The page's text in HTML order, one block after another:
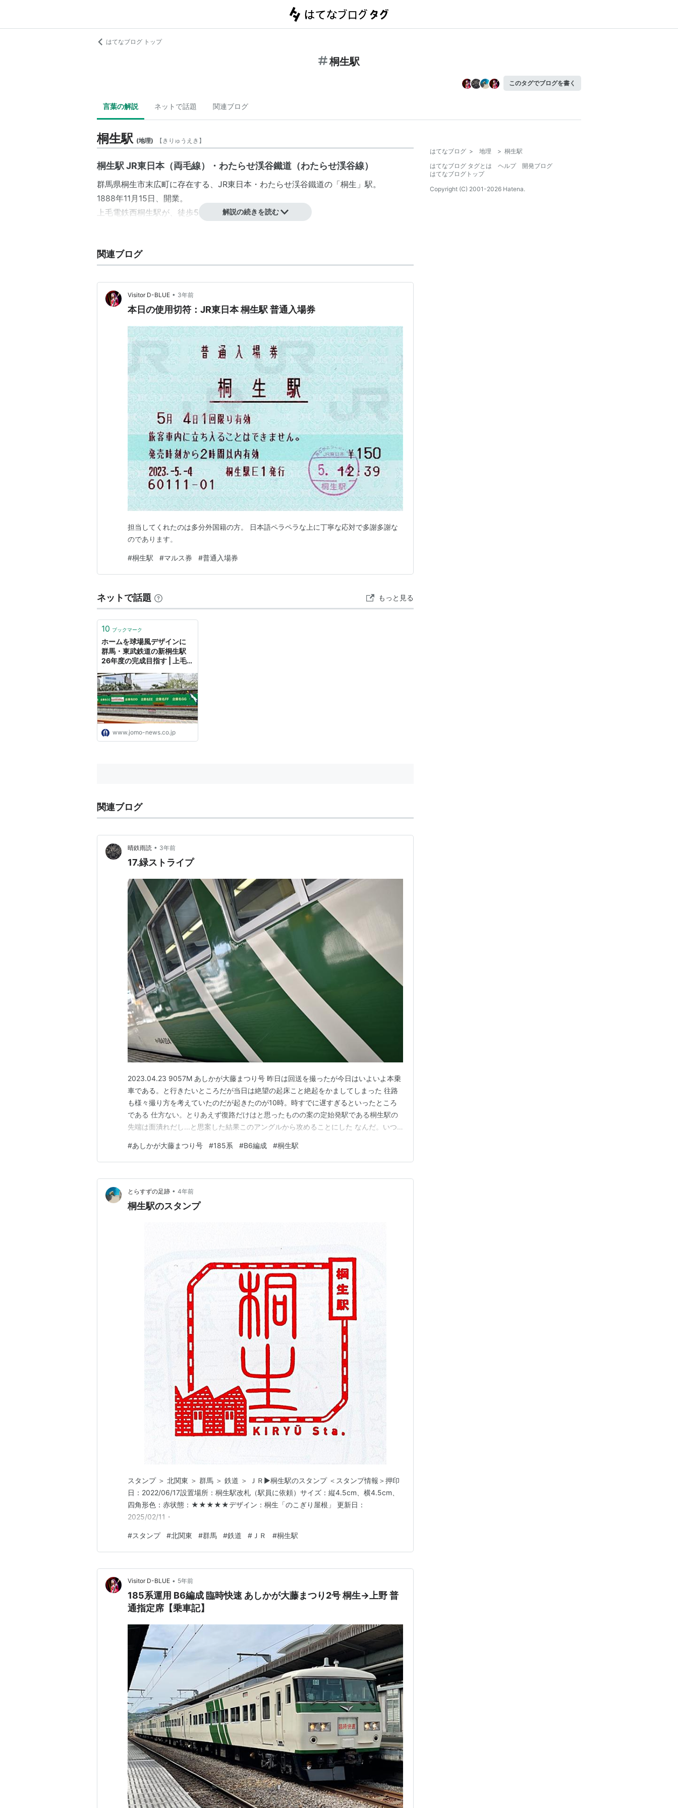
はてなブログ トップ
桐生駅
このタグでブログを書く
言葉の解説 ネットで話題 関連ブログ
桐生駅 (地理) 【 きりゅうえき 】
桐生駅 JR東日本（両毛線）・わたらせ渓谷鐵道（わたらせ渓谷線）
群馬県桐生市末広町に存在する、 JR東日本 ・ わたらせ渓谷鐵道の「桐生 」駅。
1888年11月15日、開業。
上毛電鉄西桐生駅が、徒歩5分程の距離にある。
■ 両毛線（高崎〜新前橋
＞＞路線案内 わたらせ渓谷鐵道＜＜
わたらせ渓谷線
… 大間々駅 運動公園駅 −相老駅 −下新田駅 ←「 桐生駅 (WK01)」
リスト ： 駅キーワード
リスト ： 駅つきキーワード
解説の続きを読む
関連ブログ
Visitor D-BLUE • 3年前
本日の使用切符：JR東日本 桐生駅 普通入場券
担当してくれたのは多分外国籍の方。 日本語ペラペラな上に丁寧な応対で多謝多謝な
のであります。
#桐生駅 #マルス券 #普通入場券
ネットで話題 もっと見る
10 ブックマーク
ホームを球場風デザインに
群馬・東武鉄道の新桐生駅
26年度の完成目指す | 上毛
ス・スポーツ情報
www.jomo-news.co.jp
関連ブログ
晴鉄雨読 • 3年前
17.緑ストライプ
2023.04.23 9057M あしかが大藤まつり号 昨日は回送を撮ったが今日はいよいよ本乗
車である。と行きたいところだが当日は絶望の起床こと絶起をかましてしまった 往路
も様々撮り方を考えていたのだが起きたのが10時。時すでに遅すぎるといったところ
である 仕方ない。とりあえず復路だけはと思ったものの案の定始発駅である桐生駅の
先端は面潰れだし...と思案した結果このアングルから攻めることにした なんだ。いつ
往年の特急踊り子っぽさが出たかもしれないと意外な発見にホクホクしながら好調なス
タートに胸を躍らせながら185系の…
#あしかが大藤まつり号 #185系 #B6編成 #桐生駅
とらすずの足跡 • 4年前
桐生駅のスタンプ
スタンプ ＞ 北関東 ＞ 群馬 ＞ 鉄道 ＞ ＪＲ▶桐生駅のスタンプ ＜スタンプ情報＞押印
日：2022/06/17設置場所：桐生駅改札（駅員に依頼）サイズ：縦4.5cm、横4.5cm、
四角形色：赤状態：★★★★★デザイン：桐生「のこぎり屋根」 更新日：
2025/02/11・
#スタンプ #北関東 #群馬 #鉄道 # ＪＲ #桐生駅
Visitor D-BLUE • 5年前
185系運用 B6編成 臨時快速 あしかが大藤まつり2号 桐生→上野 普
通指定席【乗車記】
はてなブログ > 地理 > 桐生駅
はてなブログ タグとは
ヘルプ
開発ブログ
はてなブログトップ
Copyright (C) 2001-2026 Hatena.